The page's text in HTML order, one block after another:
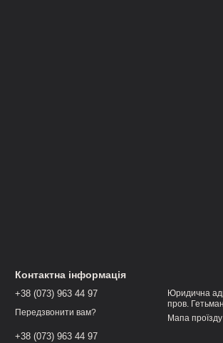
Контактна інформація
+38 (073) 963 44 97
Передзвонити вам?
+38 (073) 963 44 97
Юридична
пров.
Мапа проїзду